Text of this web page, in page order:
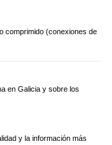
comprimido (conexiones de
en Galicia y sobre los
y la información más